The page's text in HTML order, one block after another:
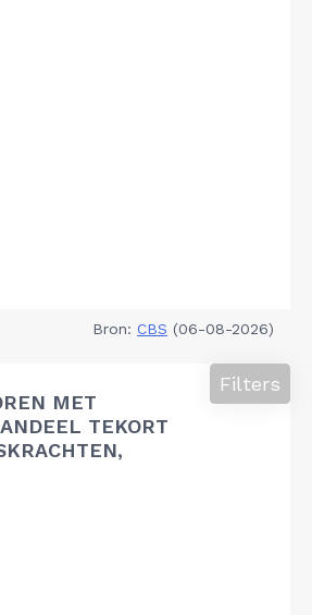
Bron: CBS (06-08-2026)
MET
TEKORT
Filters